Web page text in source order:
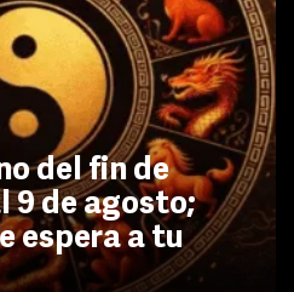
del fin de
9 de agosto;
espera a tu